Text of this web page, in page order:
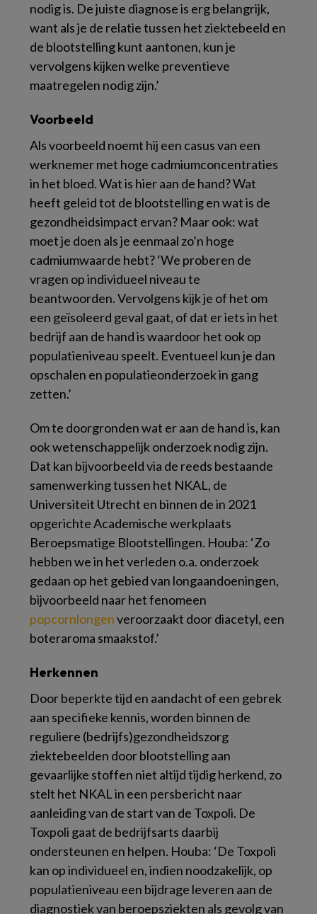
nodig is. De juiste diagnose is erg belangrijk,
want als je de relatie tussen het ziektebeeld en
de blootstelling kunt aantonen, kun je
vervolgens kijken welke preventieve
maatregelen nodig zijn.’
Voorbeeld
Als voorbeeld noemt hij een casus van een
werknemer met hoge cadmiumconcentraties
in het bloed. Wat is hier aan de hand? Wat
heeft geleid tot de blootstelling en wat is de
gezondheidsimpact ervan? Maar ook: wat
moet je doen als je eenmaal zo’n hoge
cadmiumwaarde hebt? ‘We proberen de
vragen op individueel niveau te
beantwoorden. Vervolgens kijk je of het om
een geïsoleerd geval gaat, of dat er iets in het
bedrijf aan de hand is waardoor het ook op
populatieniveau speelt. Eventueel kun je dan
opschalen en populatieonderzoek in gang
zetten.’
Om te doorgronden wat er aan de hand is, kan
ook wetenschappelijk onderzoek nodig zijn.
Dat kan bijvoorbeeld via de reeds bestaande
samenwerking tussen het NKAL, de
Universiteit Utrecht en binnen de in 2021
opgerichte Academische werkplaats
Beroepsmatige Blootstellingen. Houba: ‘Zo
hebben we in het verleden o.a. onderzoek
gedaan op het gebied van longaandoeningen,
bijvoorbeeld naar het fenomeen
popcornlongenveroorzaakt door diacetyl, een
boteraroma smaakstof.’
Herkennen
Door beperkte tijd en aandacht of een gebrek
aan specifieke kennis, worden binnen de
reguliere (bedrijfs)gezondheidszorg
ziektebeelden door blootstelling aan
gevaarlijke stoffen niet altijd tijdig herkend, zo
stelt het NKAL in een persbericht naar
aanleiding van de start van de Toxpoli. De
Toxpoli gaat de bedrijfsarts daarbij
ondersteunen en helpen. Houba: ‘De Toxpoli
kan op individueel en, indien noodzakelijk, op
populatieniveau een bijdrage leveren aan de
diagnostiek van beroepsziekten als gevolg van